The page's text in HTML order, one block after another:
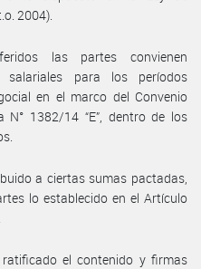
2004).
las partes convienen
salariales para los períodos
en el marco del Convenio
N° 1382/14 “E”, dentro de los
a ciertas sumas pactadas,
lo establecido en el Artículo
el contenido y firmas